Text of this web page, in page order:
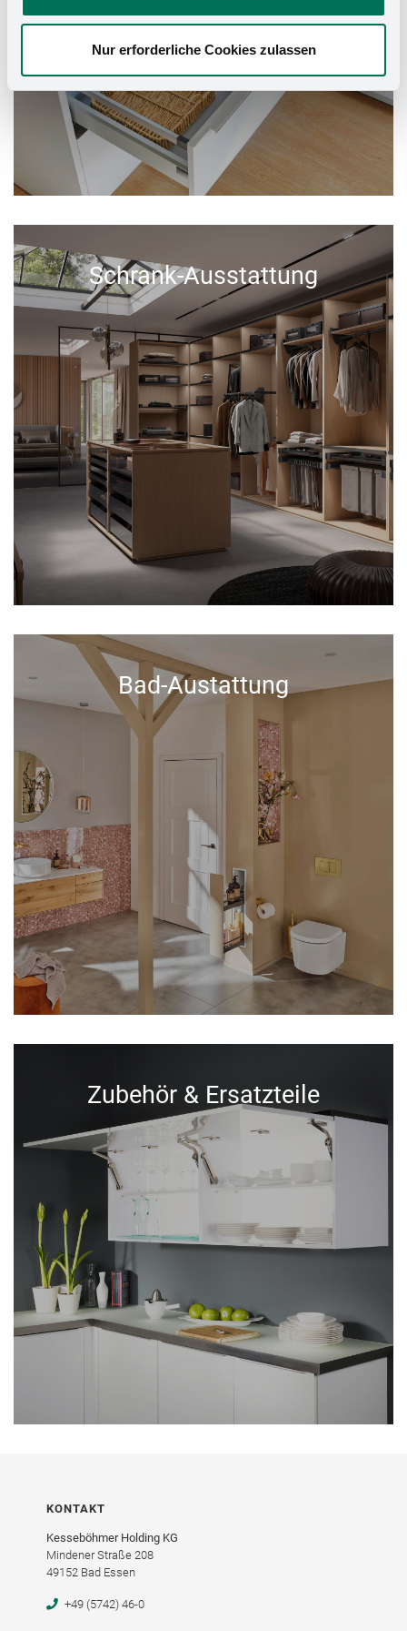
Nur erforderliche Cookies zulassen
Schrank-Ausstattung
Bad-Austattung
Zubehör & Ersatzteile
KONTAKT
Kesseböhmer Holding KG
Mindener Straße 208
49152 Bad Essen
+49 (5742) 46-0